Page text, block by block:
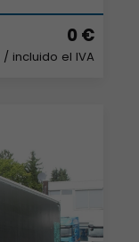
0 €
/ incluido el IVA